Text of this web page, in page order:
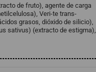
de fruto), agente de carga
Veri-te trans-
grasos, dióxido de silicio),
sativus) (extracto de estigma),